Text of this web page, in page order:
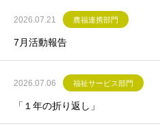
2026.07.21 農福連携部門
7月活動報告
2026.07.06 福祉サービス部門
「１年の折り返し」